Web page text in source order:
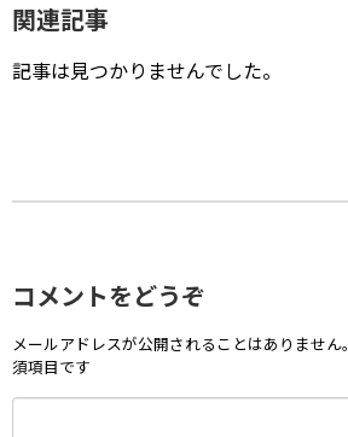
関連記事
記事は見つかりませんでした。
コメントをどうぞ
メールアドレスが公開されることはありません。
須項目です